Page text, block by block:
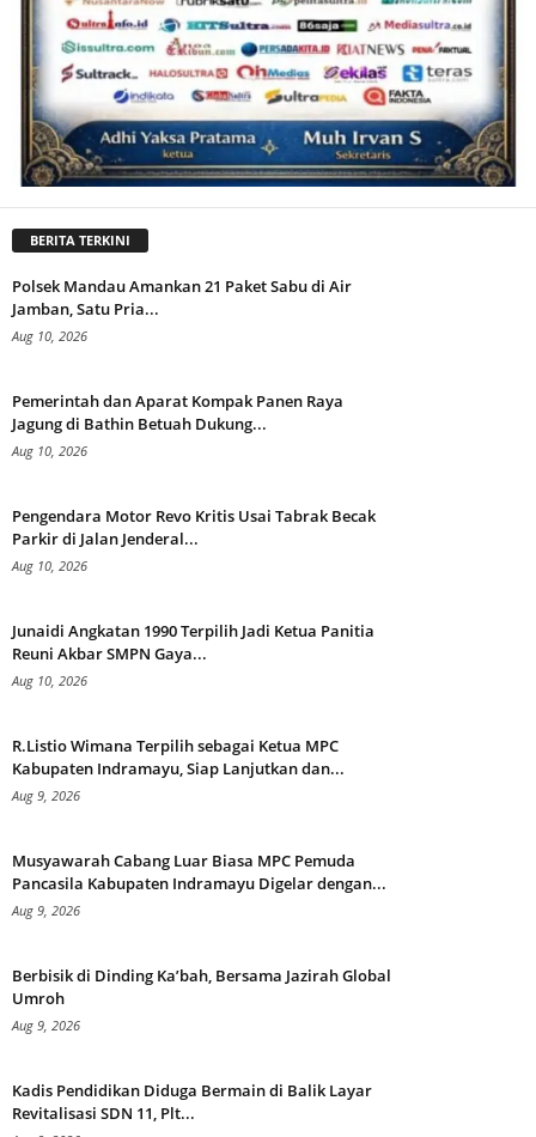
BERITA TERKINI
Polsek Mandau Amankan 21 Paket Sabu di Air
Jamban, Satu Pria...
Aug 10, 2026
Pemerintah dan Aparat Kompak Panen Raya
Jagung di Bathin Betuah Dukung...
Aug 10, 2026
Pengendara Motor Revo Kritis Usai Tabrak Becak
Parkir di Jalan Jenderal...
Aug 10, 2026
Junaidi Angkatan 1990 Terpilih Jadi Ketua Panitia
Reuni Akbar SMPN Gaya...
Aug 10, 2026
R.Listio Wimana Terpilih sebagai Ketua MPC
Kabupaten Indramayu, Siap Lanjutkan dan...
Aug 9, 2026
Musyawarah Cabang Luar Biasa MPC Pemuda
Pancasila Kabupaten Indramayu Digelar dengan...
Aug 9, 2026
Berbisik di Dinding Ka’bah, Bersama Jazirah Global
Umroh
Aug 9, 2026
Kadis Pendidikan Diduga Bermain di Balik Layar
Revitalisasi SDN 11, Plt...